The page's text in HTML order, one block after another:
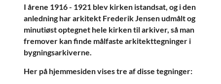
I årene 1916 - 1921 blev kirken istandsat, og i den
anledning har arkitekt Frederik Jensen udmålt og
minutiøst optegnet hele kirken til arkiver, så man
fremover kan finde målfaste arkitekttegninger i
bygningsarkiverne.
Her på hjemmesiden vises tre af disse tegninger: